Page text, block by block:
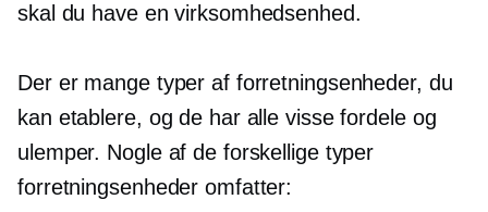
skal du have en virksomhedsenhed.
Der er mange typer af forretningsenheder, du
kan etablere, og de har alle visse fordele og
ulemper. Nogle af de forskellige typer
forretningsenheder omfatter: